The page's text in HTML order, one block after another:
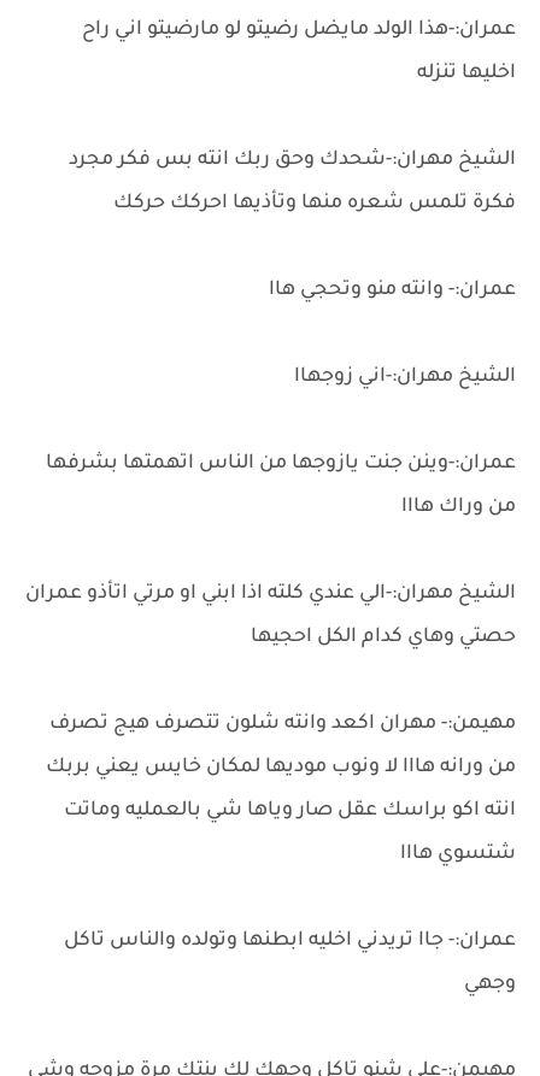
عمران:-هذا الولد مايضل رضيتو لو مارضيتو اني راح
اخليها تنزله
الشيخ مهران:-شحدك وحق ربك انته بس فكر مجرد
فكرة تلمس شعره منها وتأذيها احركك حركك
عمران:- وانته منو وتحجي هاا
الشيخ مهران:-اني زوجهاا
عمران:-وينن جنت يازوجها من الناس اتهمتها بشرفها
من وراك هااا
الشيخ مهران:-الي عندي كلته اذا ابني او مرتي اتأذو عمران
حصتي وهاي كدام الكل احجيها
مهيمن:- مهران اكعد وانته شلون تتصرف هيج تصرف
من ورانه هااا لا ونوب موديها لمكان خايس يعني بربك
انته اكو براسك عقل صار وياها شي بالعمليه وماتت
شتسوي هااا
عمران:- جاا تريدني اخليه ابطنها وتولده والناس تاكل
وجهي
مهيمن:-على شنو تاكل وجهك لك بنتك مرة مزوجه وشي